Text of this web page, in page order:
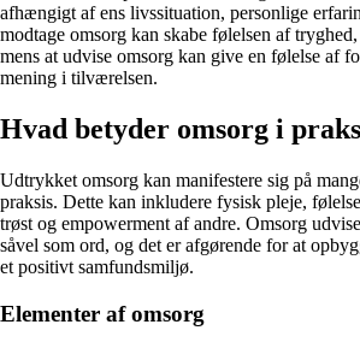
afhængigt af ens livssituation, personlige
modtage omsorg kan skabe følelsen af
mens at udvise omsorg kan give en følelse af
mening i tilværelsen.
Hvad betyder omsorg i
Udtrykket omsorg kan manifestere sig på
praksis. Dette kan inkludere fysisk pleje,
trøst og empowerment af andre. Omsorg
såvel som ord, og det er afgørende for at
et positivt samfundsmiljø.
Elementer af omsorg